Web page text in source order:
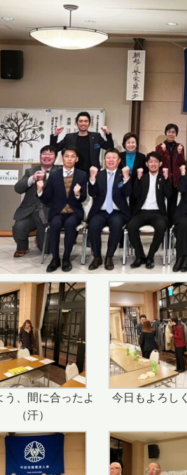
う、間に合ったよ
（汗）
今日もよろし